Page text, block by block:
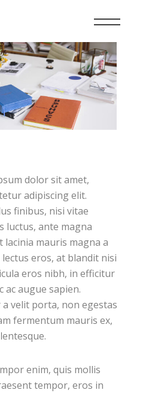
dolor sit amet,
adipiscing elit.
finibus, nisi vitae
luctus, ante magna
mauris magna a
eros, at blandit nisi
eros nibh, in efficitur
ac augue sapien.
velit porta, non egestas
fermentum mauris ex,
enim, quis mollis
tempor, eros in